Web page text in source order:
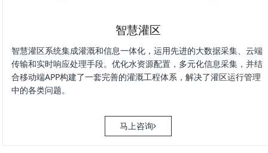
智慧灌区
智慧灌区系统集成灌溉和信息一体化，运用先进的大数据采集、云端
传输和实时响应处理手段。优化水资源配置，多元化信息采集，并结
合移动端APP构建了一套完善的灌溉工程体系，解决了灌区运行管理
中的各类问题。
马上咨询